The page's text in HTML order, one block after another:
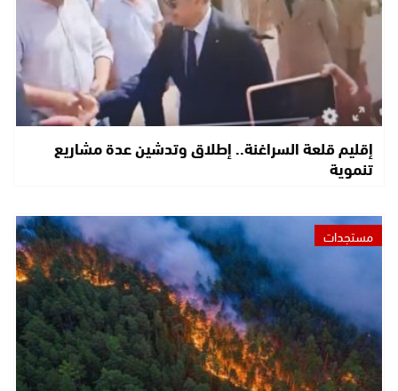
إقليم قلعة السراغنة.. إطلاق وتدشين عدة مشاريع
تنموية
مستجدات